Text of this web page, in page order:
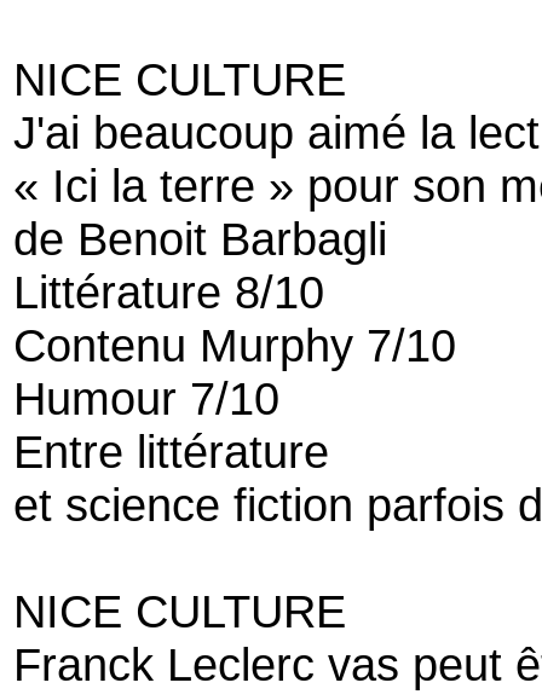
NICE CULTURE
J'ai beaucoup aimé la
« Ici la terre » pour son
de Benoit Barbagli
Littérature 8/10
Contenu Murphy 7/10
Humour 7/10
Entre littérature
et science fiction parfois
NICE CULTURE
Franck Leclerc vas peut